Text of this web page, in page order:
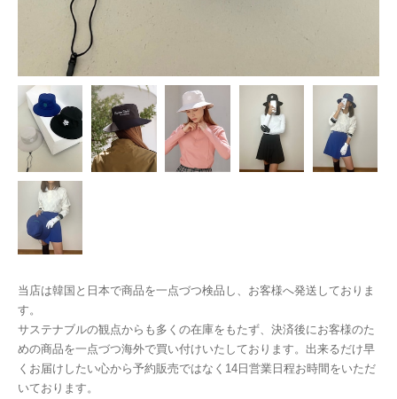
当店は韓国と日本で商品を一点づつ検品し、お客様へ発送しておりま
す。
サステナブルの観点からも多くの在庫をもたず、決済後にお客様のた
めの商品を一点づつ海外で買い付けいたしております。出来るだけ早
くお届けしたい心から予約販売ではなく14日営業日程お時間をいただ
いております。